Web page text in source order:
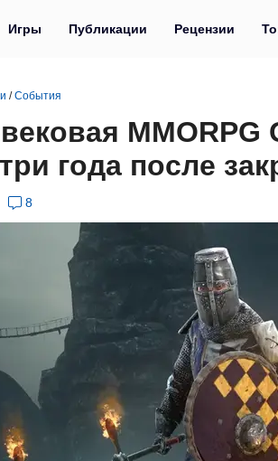
Игры Публикации Рецензии
/События
года после
8